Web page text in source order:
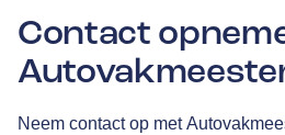
Contact
Neem contact op met